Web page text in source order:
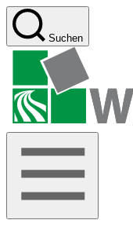
Zum
Inhalt
springen Suchen